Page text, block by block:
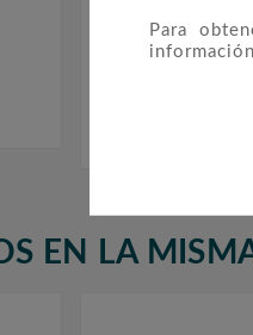
Para
EN LA